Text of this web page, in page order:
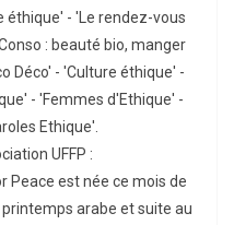
éthique' - 'Le rendez-vous
: beauté bio, manger
Déco' - 'Culture éthique' -
- 'Femmes d'Ethique' -
Ethique'.
UFFP :
Peace est née ce mois de
arabe et suite au